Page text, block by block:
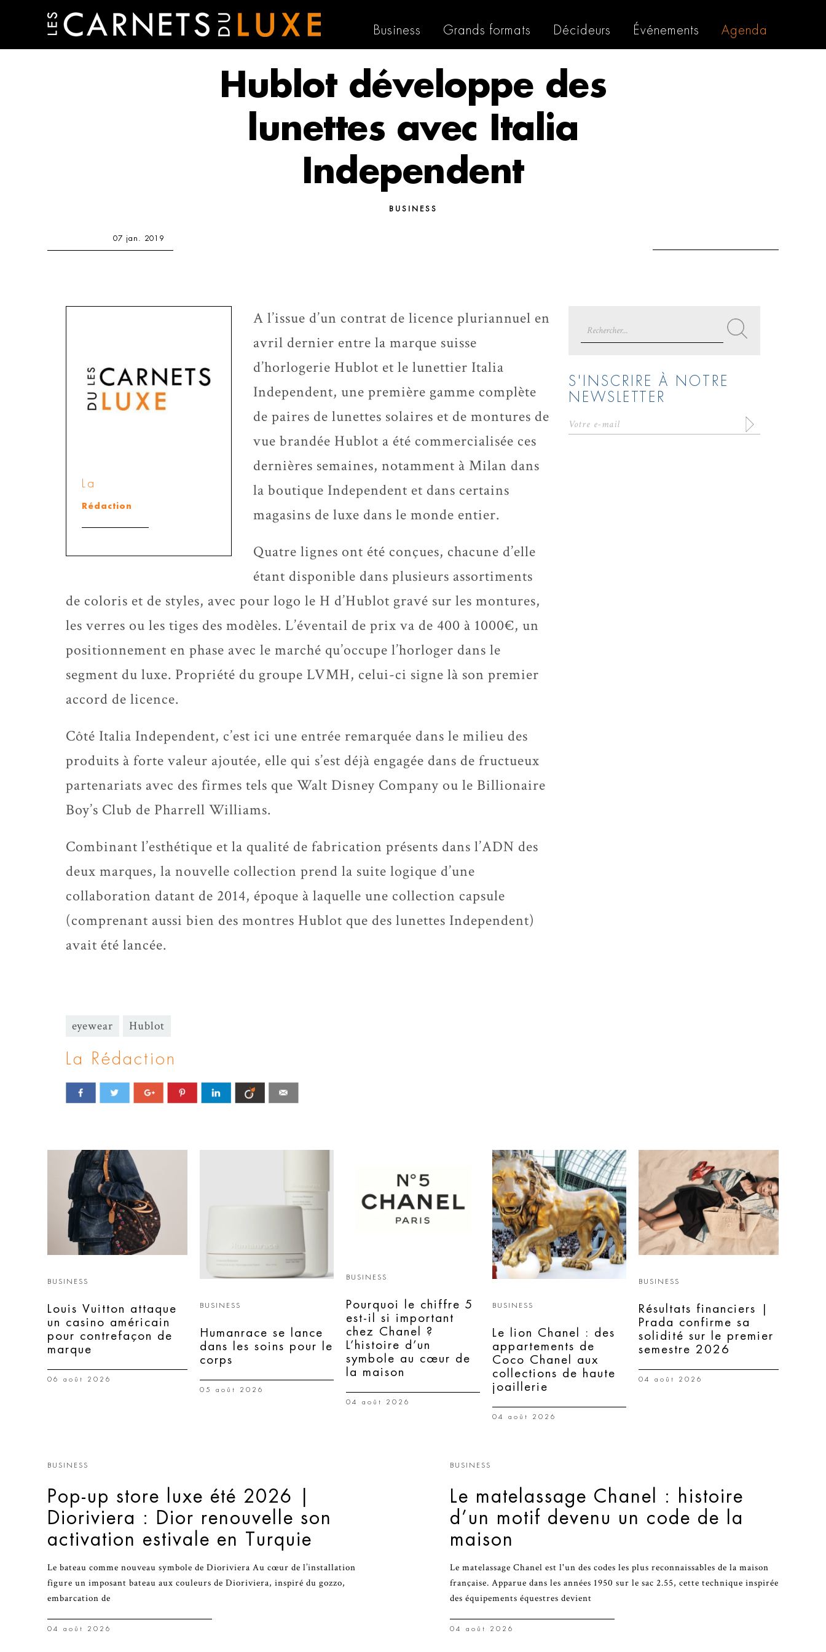
Business Grands formats Décideurs Événements Agenda
Hublot développe des
lunettes avec Italia
Independent
BUSINESS
07 jan. 2019
La
Rédaction
A l’issue d’un contrat de licence pluriannuel en
avril dernier entre la marque suisse
d’horlogerie Hublot et le lunettier Italia
Independent, une première gamme complète
de paires de lunettes solaires et de montures de
vue brandée Hublot a été commercialisée ces
dernières semaines, notamment à Milan dans
la boutique Independent et dans certains
magasins de luxe dans le monde entier.
Quatre lignes ont été conçues, chacune d’elle
étant disponible dans plusieurs assortiments
de coloris et de styles, avec pour logo le H d’Hublot gravé sur les montures,
les verres ou les tiges des modèles. L’éventail de prix va de 400 à 1000€, un
positionnement en phase avec le marché qu’occupe l’horloger dans le
segment du luxe. Propriété du groupe LVMH, celui-ci signe là son premier
accord de licence.
Côté Italia Independent, c’est ici une entrée remarquée dans le milieu des
produits à forte valeur ajoutée, elle qui s’est déjà engagée dans de fructueux
partenariats avec des firmes tels que Walt Disney Company ou le Billionaire
Boy’s Club de Pharrell Williams.
Combinant l’esthétique et la qualité de fabrication présents dans l’ADN des
deux marques, la nouvelle collection prend la suite logique d’une
collaboration datant de 2014, époque à laquelle une collection capsule
(comprenant aussi bien des montres Hublot que des lunettes Independent)
avait été lancée.
eyewear Hublot
La Rédaction
for:
S'INSCRIRE À NOTRE
NEWSLETTER
BUSINESS
Louis Vuitton attaque
un casino américain
pour contrefaçon de
marque
06 août 2026
BUSINESS
Humanrace se lance
dans les soins pour le
corps
05 août 2026
BUSINESS
Pourquoi le chiffre 5
est-il si important
chez Chanel ?
L’histoire d’un
symbole au cœur de
la maison
04 août 2026
BUSINESS
Le lion Chanel : des
appartements de
Coco Chanel aux
collections de haute
joaillerie
04 août 2026
BUSINESS
Résultats financiers |
Prada confirme sa
solidité sur le premier
semestre 2026
04 août 2026
BUSINESS
Pop-up store luxe été 2026 |
Dioriviera : Dior renouvelle son
activation estivale en Turquie
Le bateau comme nouveau symbole de Dioriviera Au cœur de l’installation
figure un imposant bateau aux couleurs de Dioriviera, inspiré du gozzo,
embarcation de
04 août 2026
BUSINESS
Le matelassage Chanel : histoire
d’un motif devenu un code de la
maison
Le matelassage Chanel est l'un des codes les plus reconnaissables de la maison
française. Apparue dans les années 1950 sur le sac 2.55, cette technique inspirée
des équipements équestres devient
04 août 2026